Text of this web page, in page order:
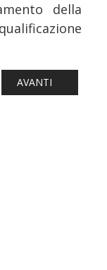
della
CALABRIA,
ARTICOLO
AVANTI